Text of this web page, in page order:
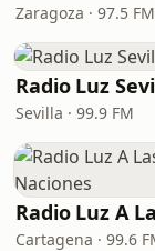
Zaragoza · 97.5 FM
Radio Luz
Sevilla · 99.9 FM
Cartagena · 99.6